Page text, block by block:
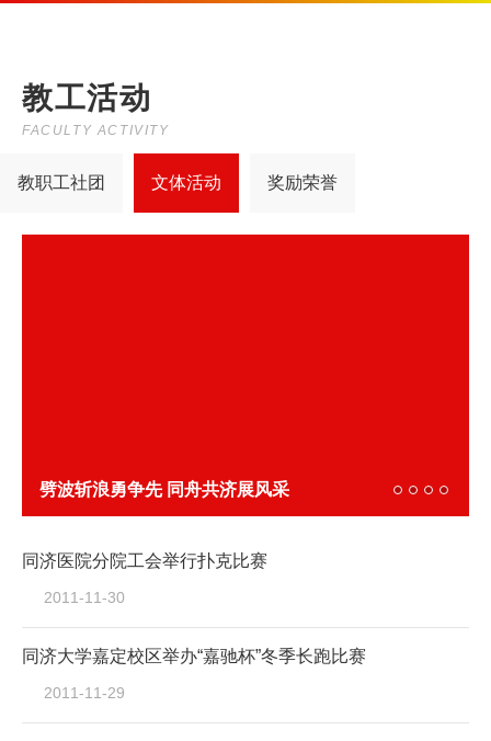
教工活动
FACULTY ACTIVITY
教职工社团 文体活动 奖励荣誉
劈波斩浪勇争先 同舟共济展风采
同济医院分院工会举行扑克比赛
2011-11-30
同济大学嘉定校区举办“嘉驰杯”冬季长跑比赛
2011-11-29